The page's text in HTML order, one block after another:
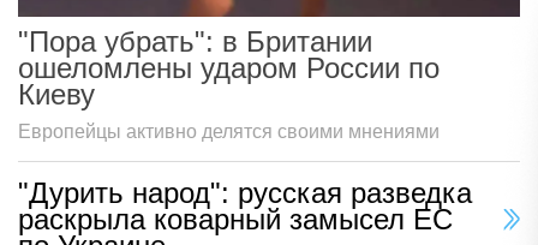
"Пора убрать": в Британии
ошеломлены ударом России по
Киеву
Европейцы активно делятся своими мнениями
"Дурить народ": русская разведка
раскрыла коварный замысел ЕС